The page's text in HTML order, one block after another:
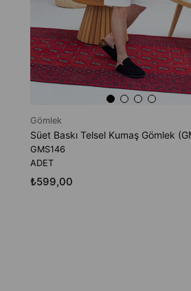
Gömlek
Süet Baskı Telsel Kumaş Gömlek
GMS146
ADET
₺599,00